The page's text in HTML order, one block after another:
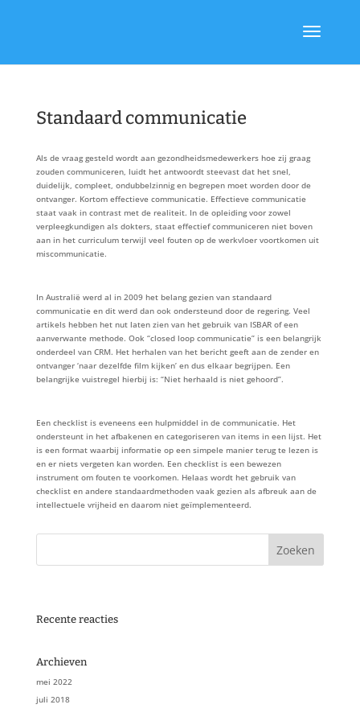
Standaard communicatie
Als de vraag gesteld wordt aan gezondheidsmedewerkers hoe zij graag
zouden communiceren, luidt het antwoordt steevast dat het snel,
duidelijk, compleet, ondubbelzinnig en begrepen moet worden door de
ontvanger. Kortom effectieve communicatie. Effectieve communicatie
staat vaak in contrast met de realiteit. In de opleiding voor zowel
verpleegkundigen als dokters, staat effectief communiceren niet boven
aan in het curriculum terwijl veel fouten op de werkvloer voortkomen uit
miscommunicatie.
In Australië werd al in 2009 het belang gezien van standaard
communicatie en dit werd dan ook ondersteund door de regering. Veel
artikels hebben het nut laten zien van het gebruik van ISBAR of een
aanverwante methode. Ook “closed loop communicatie” is een belangrijk
onderdeel van CRM. Het herhalen van het bericht geeft aan de zender en
ontvanger ‘naar dezelfde film kijken’ en dus elkaar begrijpen. Een
belangrijke vuistregel hierbij is: “Niet herhaald is niet gehoord”.
Een checklist is eveneens een hulpmiddel in de communicatie. Het
ondersteunt in het afbakenen en categoriseren van items in een lijst. Het
is een format waarbij informatie op een simpele manier terug te lezen is
en er niets vergeten kan worden. Een checklist is een bewezen
instrument om fouten te voorkomen. Helaas wordt het gebruik van
checklist en andere standaardmethoden vaak gezien als afbreuk aan de
intellectuele vrijheid en daarom niet geïmplementeerd.
Recente reacties
Archieven
mei 2022
juli 2018